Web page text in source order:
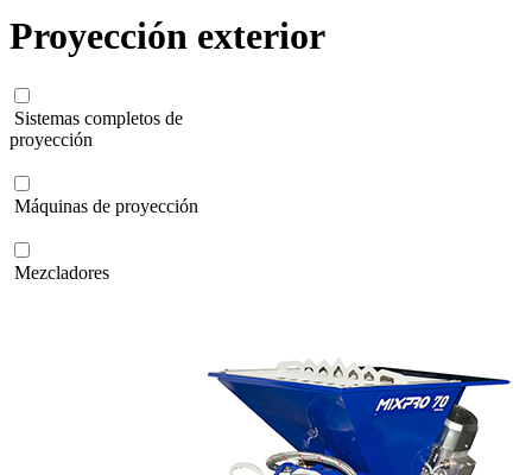
Proyección exterior
Sistemas completos de
proyección
Máquinas de proyección
Mezcladores